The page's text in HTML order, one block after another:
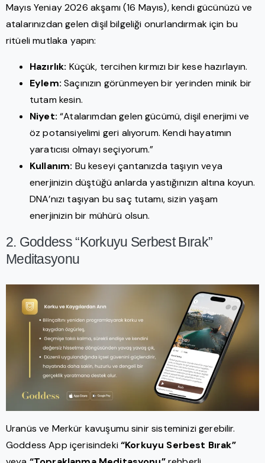
Mayıs Yeniay 2026 akşamı (16 Mayıs), kendi gücünüzü ve
atalarınızdan gelen dişil bilgeliği onurlandırmak için bu
ritüeli mutlaka yapın:
Hazırlık: Küçük, tercihen kırmızı bir kese hazırlayın.
Eylem: Saçınızın görünmeyen bir yerinden minik bir
tutam kesin.
Niyet: “Atalarımdan gelen gücümü, dişil enerjimi ve
öz potansiyelimi geri alıyorum. Kendi hayatımın
yaratıcısı olmayı seçiyorum.”
Kullanım: Bu keseyi çantanızda taşıyın veya
enerjinizin düştüğü anlarda yastığınızın altına koyun.
DNA’nızı taşıyan bu saç tutamı, sizin yaşam
enerjinizin bir mühürü olsun.
2. Goddess “Korkuyu Serbest Bırak”
Meditasyonu
Uranüs ve Merkür kavuşumu sinir sisteminizi gerebilir.
Goddess App içerisindeki“Korkuyu Serbest Bırak”